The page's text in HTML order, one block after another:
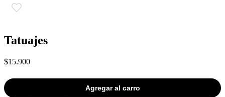
Tatuajes
$15.900
Agregar al carro